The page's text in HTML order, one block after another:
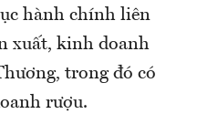
hành chính liên
xuất, kinh doanh
trong đó có
rượu.